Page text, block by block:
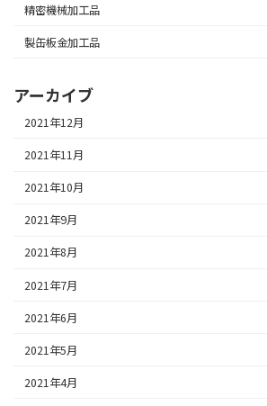
精密機械加工品
製缶板金加工品
アーカイブ
2021年12月
2021年11月
2021年10月
2021年9月
2021年8月
2021年7月
2021年6月
2021年5月
2021年4月